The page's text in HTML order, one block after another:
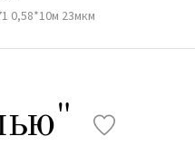
0,58*10м 23мкм